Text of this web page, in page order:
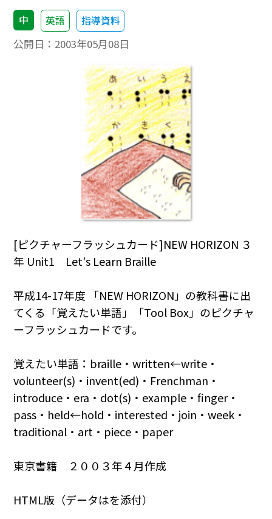
中 英語 指導資料
公開日： 2003年05月08日
[ピクチャーフラッシュカード]NEW HORIZON ３
年 Unit1 Let's Learn Braille
平成14-17年度 「NEW HORIZON」の教科書に出
てくる「覚えたい単語」「Tool Box」のピクチャ
ーフラッシュカードです。
覚えたい単語：braille・written←write・
volunteer(s)・invent(ed)・Frenchman・
introduce・era・dot(s)・example・finger・
pass・held←hold・interested・join・week・
traditional・art・piece・paper
東京書籍 ２００３年４月作成
HTML版（データはを添付）